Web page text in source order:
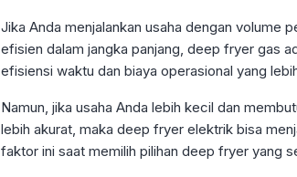
Jika Anda menjalankan usaha dengan volume
efisien dalam jangka panjang, deep fryer gas
efisiensi waktu dan biaya operasional yang
Namun, jika usaha Anda lebih kecil dan
lebih akurat, maka deep fryer elektrik bisa
faktor ini saat memilih pilihan deep fryer yang